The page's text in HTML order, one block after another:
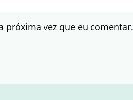
próxima vez que eu comentar.